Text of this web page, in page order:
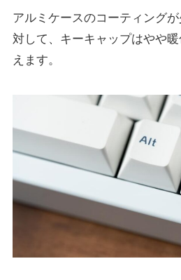
アルミケースのコーティング
対して、キーキャップはやや
えます。